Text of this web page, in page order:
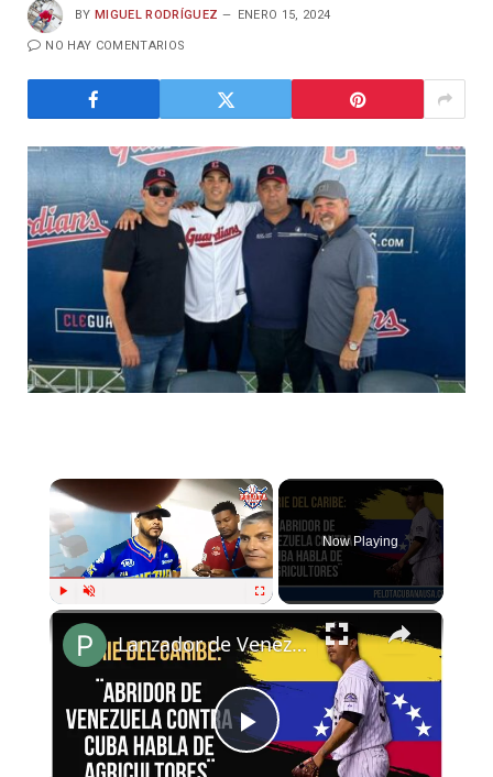
BY MIGUEL RODRÍGUEZ ENERO 15, 2024
NO HAY COMENTARIOS
Play Unmute Fullscreen
Now Playing
Play
Lanzador de Venezuela Guillermo Moscoso habla del Equipo Cuba